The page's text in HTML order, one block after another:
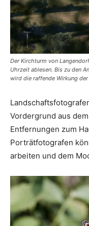
Der Kirchturm von
Uhrzeit ablesen. Bis zu den
wird die raffende Wirkung
Vordergrund aus
Entfernungen zum
Porträtfotografen
arbeiten und dem